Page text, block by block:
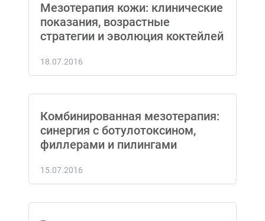
Мезотерапия кожи: клинические
показания, возрастные
стратегии и эволюция коктейлей
18.07.2016
Комбинированная мезотерапия:
синергия с ботулотоксином,
филлерами и пилингами
15.07.2016